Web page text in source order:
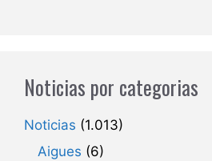
Noticias por categorias
Noticias (1.013)
Aigues (6)